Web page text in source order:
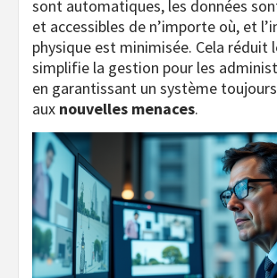
sont automatiques, les données
et accessibles de n’importe où, et
physique est minimisée. Cela réduit
simplifie la gestion pour les
en garantissant un système
aux nouvelles menaces.